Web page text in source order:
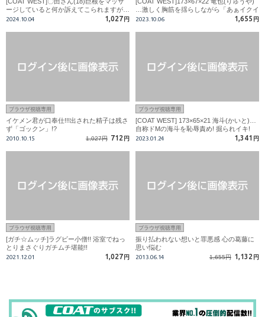
ージしていると何か訴えてこられますが…
2024.10.04 1,027 円
…激しく胸筋を揺らしながら「あぁイクイ
クイク」と掘られイキ!
2023.10.06 1,655 円
ブラウザ視聴専用
イケメン君が口奉仕!!!出された精子は残さ
ず「ゴックン」!?
2010.10.15 1,027円 712 円
ブラウザ視聴専用
[COAT WEST] 173×65×21 海斗(かいと)…
自称ドMの海斗を恥辱責め! 掘られイキ!
2023.01.24 1,341 円
ブラウザ視聴専用
[ガチ☆ムッチ]ラグビー小僧!! 浴室でねっ
とりまさぐりガチムチ堪能!!
2021.12.01 1,027 円
ブラウザ視聴専用
振り払われない想いと罪悪感 心の葛藤に
思い悩む
2013.06.14 1,655円 1,132 円